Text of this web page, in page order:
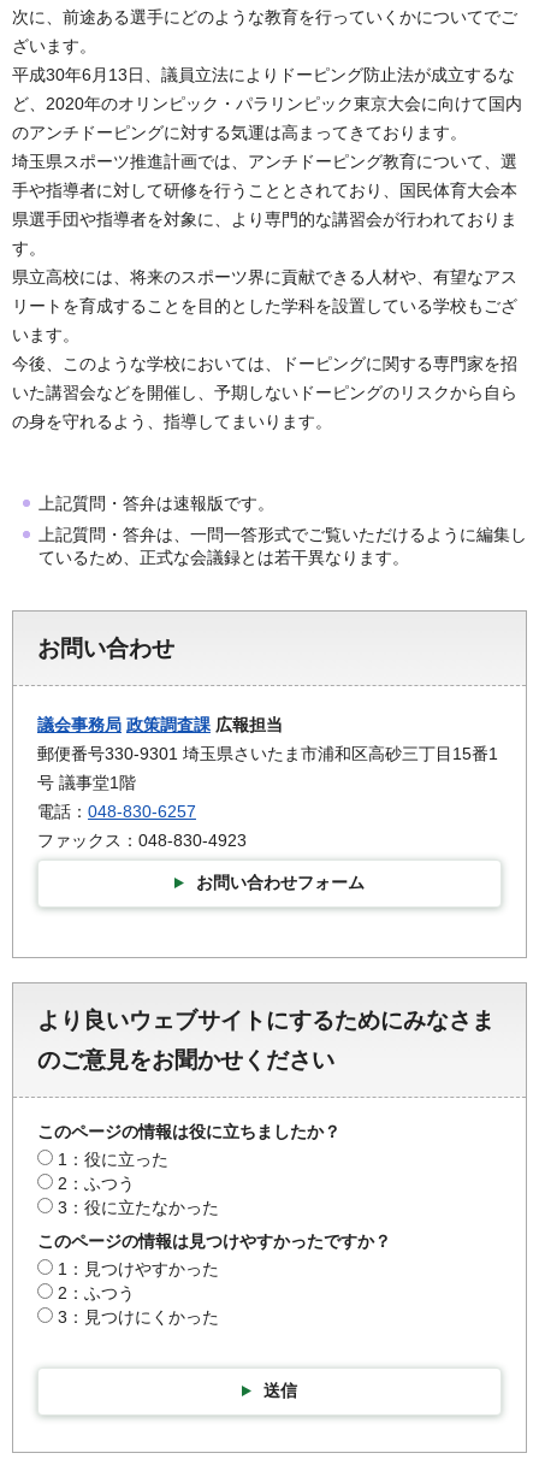
次に、前途ある選手にどのような教育を行っていくかについてでご
ざいます。
平成30年6月13日、議員立法によりドーピング防止法が成立するな
ど、2020年のオリンピック・パラリンピック東京大会に向けて国内
のアンチドーピングに対する気運は高まってきております。
埼玉県スポーツ推進計画では、アンチドーピング教育について、選
手や指導者に対して研修を行うこととされており、国民体育大会本
県選手団や指導者を対象に、より専門的な講習会が行われておりま
す。
県立高校には、将来のスポーツ界に貢献できる人材や、有望なアス
リートを育成することを目的とした学科を設置している学校もござ
います。
今後、このような学校においては、ドーピングに関する専門家を招
いた講習会などを開催し、予期しないドーピングのリスクから自ら
の身を守れるよう、指導してまいります。
上記質問・答弁は速報版です。
上記質問・答弁は、一問一答形式でご覧いただけるように編集し
ているため、正式な会議録とは若干異なります。
お問い合わせ
議会事務局 政策調査課 広報担当
郵便番号330-9301 埼玉県さいたま市浦和区高砂三丁目15番1
号 議事堂1階
電話： 048-830-6257
ファックス：048-830-4923
お問い合わせフォーム
より良いウェブサイトにするためにみなさま
のご意見をお聞かせください
このページの情報は役に立ちましたか？
1：役に立った
2：ふつう
3：役に立たなかった
このページの情報は見つけやすかったですか？
1：見つけやすかった
2：ふつう
3：見つけにくかった
送信